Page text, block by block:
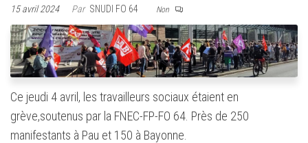
15 avril 2024 Par SNUDI FO 64 Non
Ce jeudi 4 avril, les travailleurs sociaux étaient en
grève,soutenus par la FNEC-FP-FO 64. Près de 250
manifestants à Pau et 150 à Bayonne.